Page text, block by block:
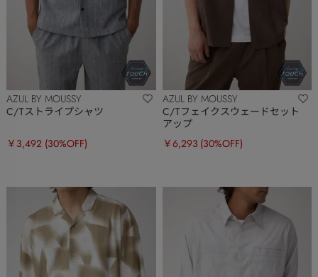
AZUL BY MOUSSY
C/Tストライプシャツ
￥3,492 (30%OFF)
AZUL BY MOUSSY
C/Tフェイクスウェードセット
アップ
￥6,293 (30%OFF)